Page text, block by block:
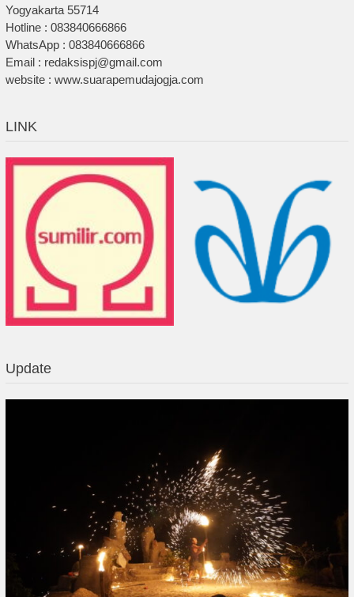
Yogyakarta 55714
Hotline : 083840666866
WhatsApp : 083840666866
Email : redaksispj@gmail.com
website : www.suarapemudajogja.com
LINK
Update